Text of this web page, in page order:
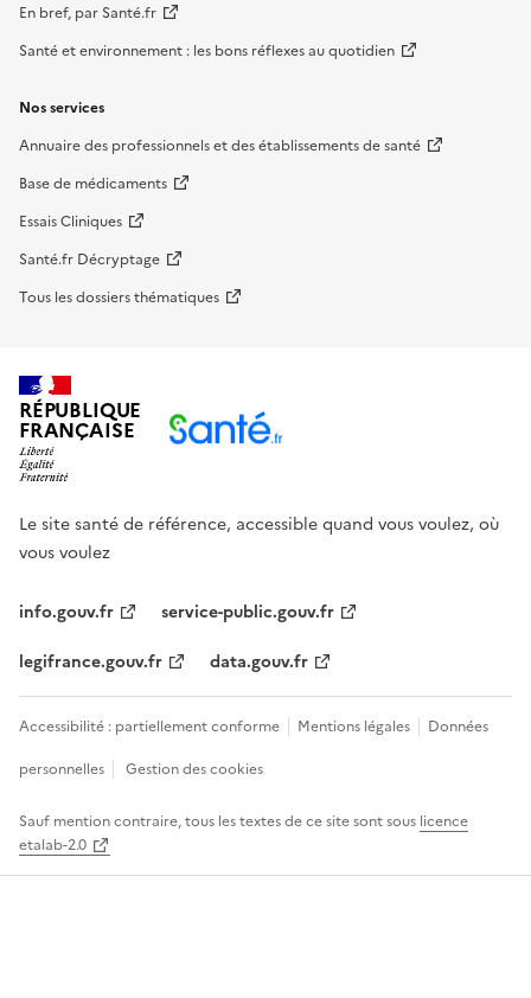
En bref, par Santé.fr
Santé et environnement : les bons réflexes au quotidien
Nos services
Annuaire des professionnels et des établissements de santé
Base de médicaments
Essais Cliniques
Santé.fr Décryptage
Tous les dossiers thématiques
RÉPUBLIQUE
FRANÇAISE
Le site santé de référence, accessible quand vous voulez, où
vous voulez
info.gouv.fr
service-public.gouv.fr
legifrance.gouv.fr
data.gouv.fr
Accessibilité : partiellement conforme Mentions légales
Données
personnelles
Gestion des cookies
Sauf mention contraire, tous les textes de ce site sont sous licence
etalab-2.0